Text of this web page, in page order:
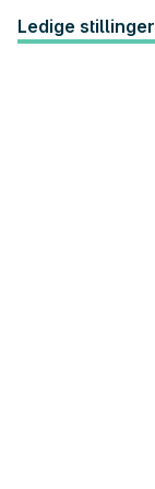
Ledige stillinger